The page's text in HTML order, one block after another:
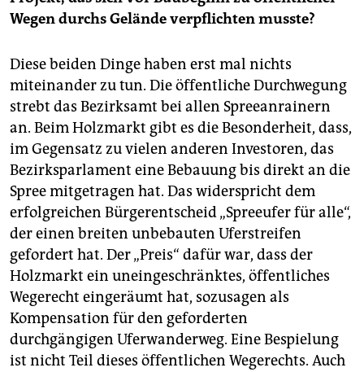
Wegen durchs Gelände verpflichten musste?
Diese beiden Dinge haben erst mal nichts
miteinander zu tun. Die öffentliche Durchwegung
strebt das Bezirksamt bei allen Spreeanrainern
an. Beim Holzmarkt gibt es die Besonderheit, dass,
im Gegensatz zu vielen anderen Investoren, das
Bezirksparlament eine Bebauung bis direkt an die
Spree mitgetragen hat. Das widerspricht dem
erfolgreichen Bürgerentscheid „Spreeufer für alle“,
der einen breiten unbebauten Uferstreifen
gefordert hat. Der „Preis“ dafür war, dass der
Holzmarkt ein uneingeschränktes, öffentliches
Wegerecht eingeräumt hat, sozusagen als
Kompensation für den geforderten
durchgängigen Uferwanderweg. Eine Bespielung
ist nicht Teil dieses öffentlichen Wegerechts. Auch